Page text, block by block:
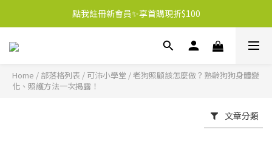
點我註冊新會員✨享首購現折$100
Home / 部落格列表 / 可沛小學堂 /老狗照顧該怎麼做？熟齡狗狗身體變
化、照護方法一次揭露！
文章分類